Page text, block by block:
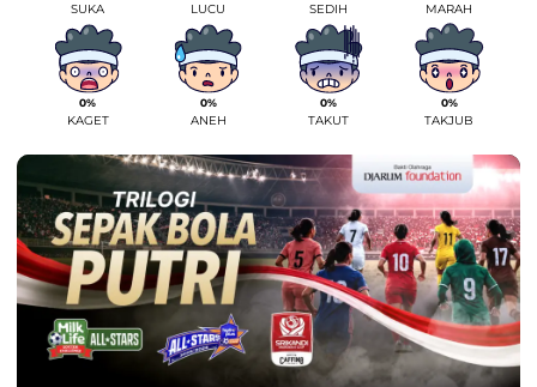
SUKA LUCU SEDIH MARAH
0%
KAGET
0%
ANEH
0%
TAKUT
0%
TAKJUB